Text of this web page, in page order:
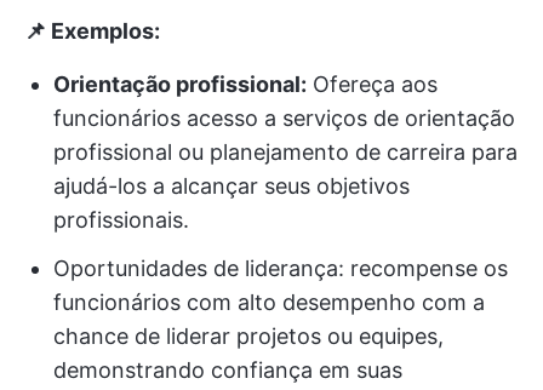
📌 Exemplos:
Orientação profissional: Ofereça aos
funcionários acesso a serviços de orientação
profissional ou planejamento de carreira para
ajudá-los a alcançar seus objetivos
profissionais.
Oportunidades de liderança: recompense os
funcionários com alto desempenho com a
chance de liderar projetos ou equipes,
demonstrando confiança em suas